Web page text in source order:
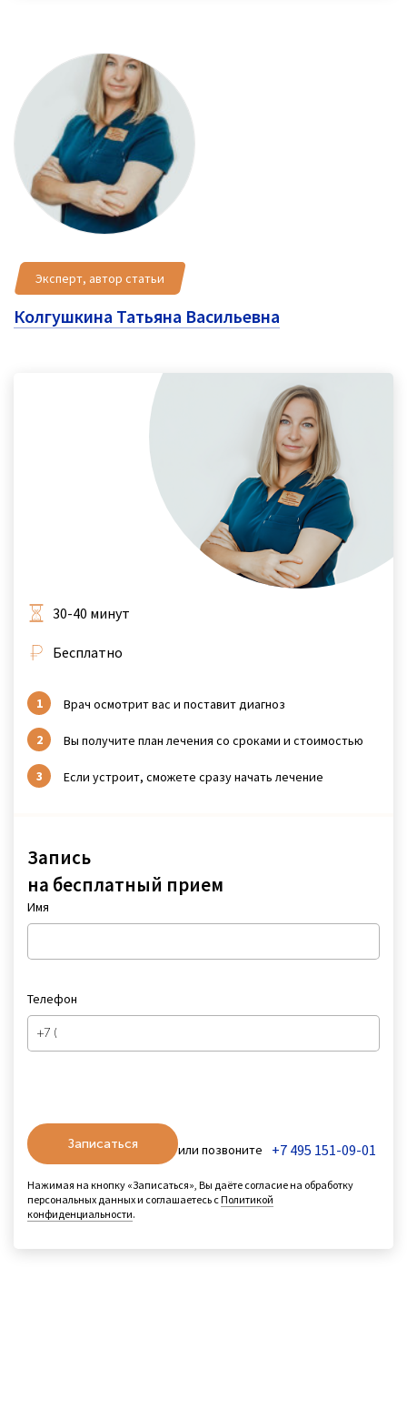
Эксперт, автор статьи
Колгушкина Татьяна Васильевна
Запись
на бесплатный прием
Имя
Телефон
Записаться или позвоните +7 495 151-09-01
Нажимая на кнопку «Записаться», Вы даёте согласие на обработку
персональных данных и соглашаетесь сПолитикой
конфиденциальности.
30-40 минут
Бесплатно
Врач осмотрит вас и поставит диагноз
Вы получите план лечения со сроками и стоимостью
Если устроит, сможете сразу начать лечение